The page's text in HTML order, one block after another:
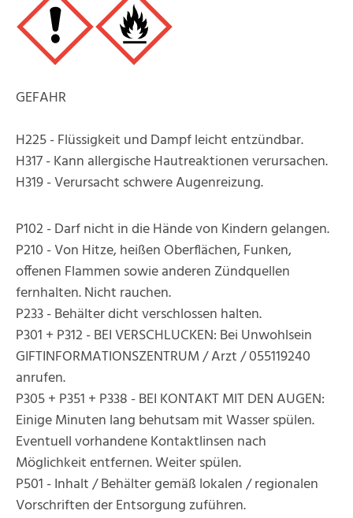
GEFAHR
H225 - Flüssigkeit und Dampf leicht entzündbar.
H317 - Kann allergische Hautreaktionen verursachen.
H319 - Verursacht schwere Augenreizung.
P102 - Darf nicht in die Hände von Kindern gelangen.
P210 - Von Hitze, heißen Oberflächen, Funken,
offenen Flammen sowie anderen Zündquellen
fernhalten. Nicht rauchen.
P233 - Behälter dicht verschlossen halten.
P301 + P312 - BEI VERSCHLUCKEN: Bei Unwohlsein
GIFTINFORMATIONSZENTRUM / Arzt / 055119240
anrufen.
P305 + P351 + P338 - BEI KONTAKT MIT DEN AUGEN:
Einige Minuten lang behutsam mit Wasser spülen.
Eventuell vorhandene Kontaktlinsen nach
Möglichkeit entfernen. Weiter spülen.
P501 - Inhalt / Behälter gemäß lokalen / regionalen
Vorschriften der Entsorgung zuführen.